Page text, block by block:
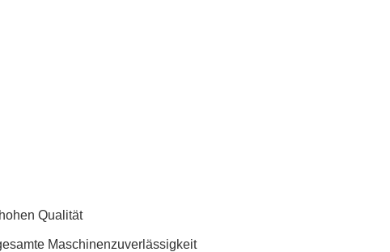
Qualität
Maschinenzuverlässigkeit